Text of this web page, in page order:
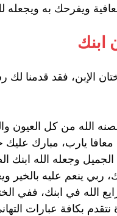
ويفرحك به ويجعله
ابنك
الإبن، فقد قدمنا
الله من كل العيون
معافا يارب، مبارك
الجميل وجعله الله
ربي ينعم عليه
الله في ابنك، ففي
نتقدم بكافة عبارات